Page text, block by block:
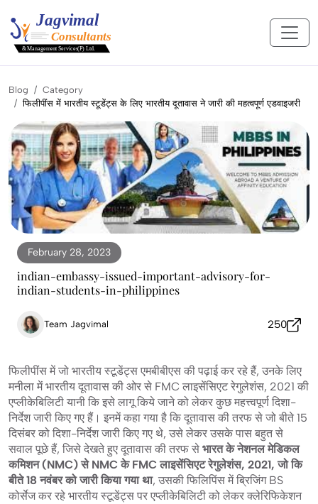
Blog
Category
फिलीपींस में भारतीय स्टूडेंट्स के लिए भारतीय दूतावास ने जारी की महत्वपूर्ण एडवाइजरी
February 28, 2023
indian-embassy-issued-important-advisory-for-
indian-students-in-philippines
Team Jagvimal 250
फिलीपींस में जो भारतीय स्टूडेंट्स एमबीबीएस की पढ़ाई कर रहे हैं, उनके लिए
मनीला में भारतीय दूतावास की ओर से FMC लाइसेंसिएट रेगुलेशंस, 2021 की
एप्लीकेबिलिटी यानी कि इसे लागू किये जाने को लेकर कुछ महत्त्वपूर्ण दिशा-
निर्देश जारी किए गए हैं। इनमें कहा गया है कि दूतावास की तरफ से जो बीते 15
दिसंबर को दिशा-निर्देश जारी किए गए थे, उसे लेकर उसके पास बहुत से
सवाल पूछे हैं, जिसे देखते हुए दूतावास की तरफ से भारत के नेशनल मेडिकल
कमिशन (NMC) से NMC के FMC लाइसेंसिएट रेगुलेशंस, 2021, जो कि
बीते 18 नवंबर को जारी किया गया था, उसकी फिलिपिंस में ब्रिजिंग BS
कोर्सेज कर रहे भारतीय स्टूडेंट्स पर एप्लीकेबिलिटी को लेकर क्लेरिफिकेशन